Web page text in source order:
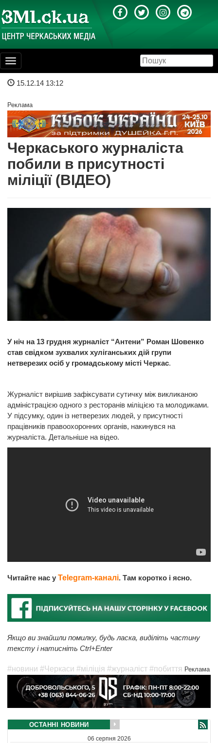
Toggle
navigation
15.12.14 13:12
Реклама
Черкаського журналіста
побили в присутності
міліції (ВІДЕО)
У ніч на 13 грудня журналіст “Антени” Роман Шовенко
став свідком зухвалих хуліганських дій групи
нетверезих осіб у громадському місті Черкас.
Журналіст вирішив зафіксувати сутичку між викликаною
адміністрацією одного з ресторанів міліцією та молодиками.
У підсумку, один із нетверезих людей, у присутності
працівників правоохоронних органів, накинувся на
журналіста. Детальніше на відео.
Читайте нас у Telegram-каналі. Там коротко і ясно.
Якщо ви знайшли помилку, будь ласка, виділіть частину
тексту і натисніть Ctrl+Enter
#новини #Черкаси #міліція #журналіст #побиття Реклама
ОСТАННІ НОВИНИ
06 серпня 2026